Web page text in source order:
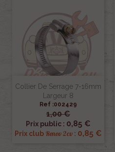
Collier De Serrage 7-16mm
Largeur 8
Ref :002429
1,00 €
Prix public : 0,85 €
Prix club Renov 2cv : 0,85 €